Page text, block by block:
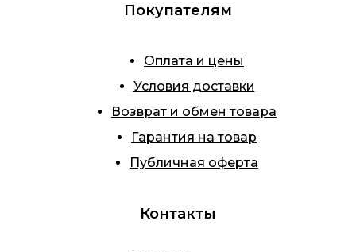
Покупателям
Оплата и цены
Условия доставки
Возврат и обмен товара
Гарантия на товар
Публичная оферта
Контакты